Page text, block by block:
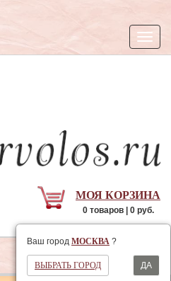
МОЯ КОРЗИНА
0 товаров | 0 руб.
Ваш город МОСКВА ?
ВЫБРАТЬ ГОРОД ДА
Открыть